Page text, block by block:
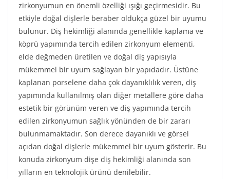
zirkonyumun en önemli özelliği ışığı geçirmesidir. Bu
etkiyle doğal dişlerle beraber oldukça güzel bir uyumu
bulunur. Diş hekimliği alanında genellikle kaplama ve
köprü yapımında tercih edilen zirkonyum elementi,
elde değmeden üretilen ve doğal diş yapısıyla
mükemmel bir uyum sağlayan bir yapıdadır. Üstüne
kaplanan porselene daha çok dayanıklılık veren, diş
yapımında kullanılmış olan diğer metallere göre daha
estetik bir görünüm veren ve diş yapımında tercih
edilen zirkonyumun sağlık yönünden de bir zararı
bulunmamaktadır. Son derece dayanıklı ve görsel
açıdan doğal dişlerle mükemmel bir uyum gösterir. Bu
konuda zirkonyum dişe diş hekimliği alanında son
yılların en teknolojik ürünü denilebilir.